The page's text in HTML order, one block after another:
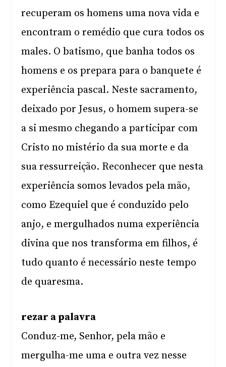
recuperam os homens uma nova vida e
encontram o remédio que cura todos os
males. O batismo, que banha todos os
homens e os prepara para o banquete é
experiência pascal. Neste sacramento,
deixado por Jesus, o homem supera-se
a si mesmo chegando a participar com
Cristo no mistério da sua morte e da
sua ressurreição. Reconhecer que nesta
experiência somos levados pela mão,
como Ezequiel que é conduzido pelo
anjo, e mergulhados numa experiência
divina que nos transforma em filhos, é
tudo quanto é necessário neste tempo
de quaresma.
rezar a palavra
Conduz-me, Senhor, pela mão e
mergulha-me uma e outra vez nesse